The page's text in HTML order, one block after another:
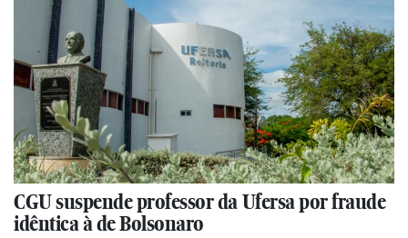
CGU suspende professor da Ufersa por fraude
idêntica à de Bolsonaro